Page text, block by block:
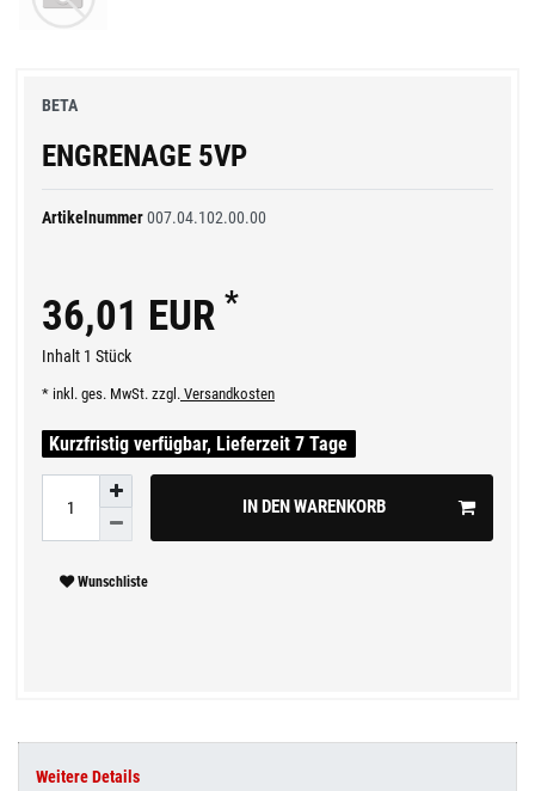
BETA
ENGRENAGE 5VP
Artikelnummer007.04.102.00.00
36,01 EUR *
Inhalt 1 Stück
* inkl. ges. MwSt. zzgl. Versandkosten
Kurzfristig verfügbar, Lieferzeit 7 Tage
IN DEN WARENKORB
Wunschliste
Weitere Details